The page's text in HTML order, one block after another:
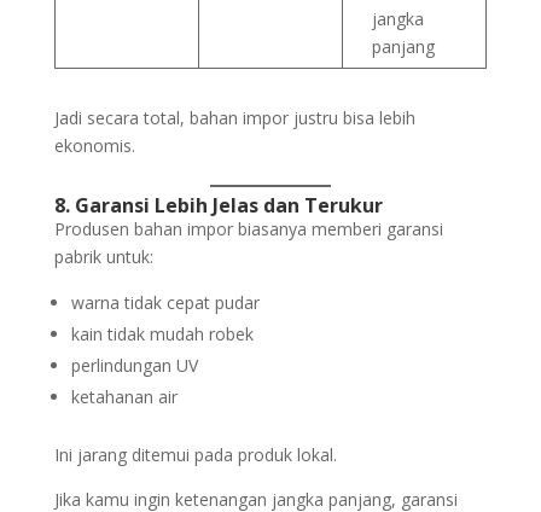
jangka
panjang
Jadi secara total, bahan impor justru bisa lebih
ekonomis.
8. Garansi Lebih Jelas dan Terukur
Produsen bahan impor biasanya memberi garansi
pabrik untuk:
warna tidak cepat pudar
kain tidak mudah robek
perlindungan UV
ketahanan air
Ini jarang ditemui pada produk lokal.
Jika kamu ingin ketenangan jangka panjang, garansi